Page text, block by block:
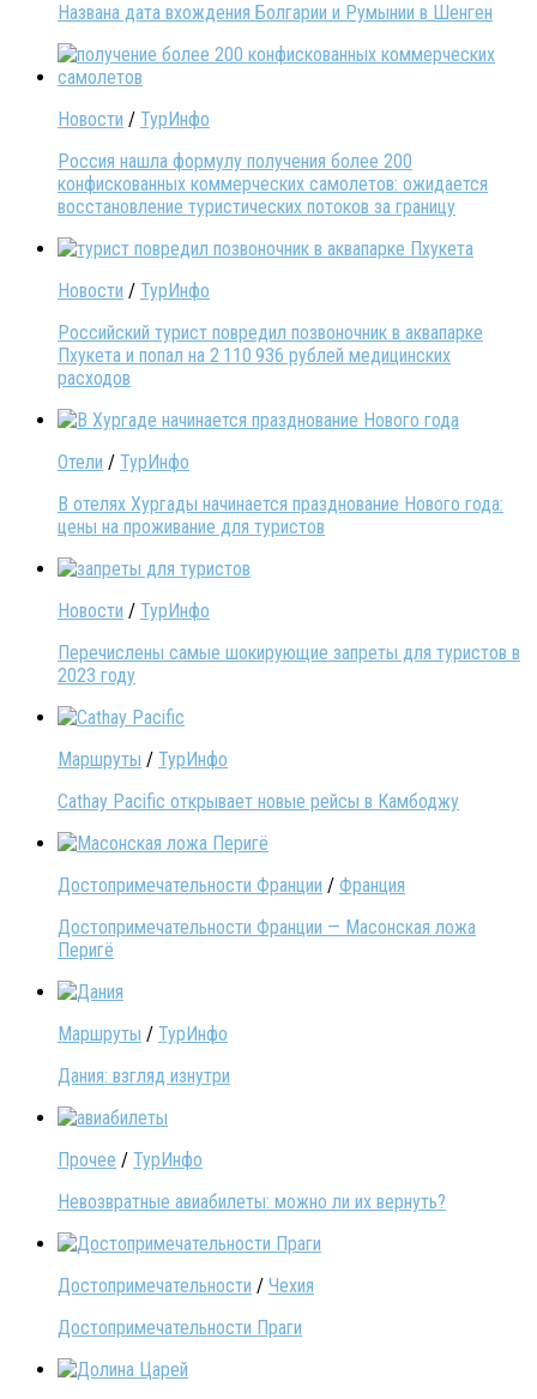
Названа дата вхождения Болгарии и Румынии в Шенген
Новости / ТурИнфо
Россия нашла формулу получения более 200
конфискованных коммерческих самолетов: ожидается
восстановление туристических потоков за границу
Новости / ТурИнфо
Российский турист повредил позвоночник в аквапарке
Пхукета и попал на 2 110 936 рублей медицинских
расходов
Отели / ТурИнфо
В отелях Хургады начинается празднование Нового года:
цены на проживание для туристов
Новости / ТурИнфо
Перечислены самые шокирующие запреты для туристов в
2023 году
Маршруты / ТурИнфо
Cathay Pacific открывает новые рейсы в Камбоджу
Достопримечательности Франции / Франция
Достопримечательности Франции — Масонская ложа
Перигё
Маршруты / ТурИнфо
Дания: взгляд изнутри
Прочее / ТурИнфо
Невозвратные авиабилеты: можно ли их вернуть?
Достопримечательности / Чехия
Достопримечательности Праги